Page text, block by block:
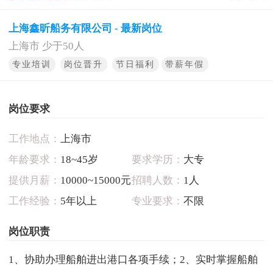
上海鑫昕船务有限公司 - 最新岗位
上海市 少于50人
专业培训 岗位晋升 节日福利 带薪年假
岗位要求
工作地点： 上海市
年龄要求： 18~45岁 要求学历： 大专
提供月薪： 10000~15000元招聘人数： 1人
工作经验： 5年以上 专业要求： 不限
岗位职责
1、协助办理船舶进出港口各项手续；2、实时掌握船舶